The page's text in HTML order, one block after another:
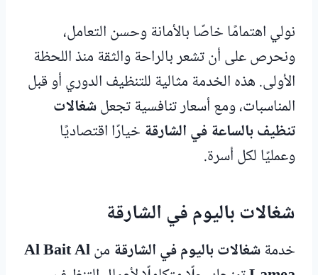
نولي اهتمامًا خاصًا بالأمانة وحسن التعامل،
ونحرص على أن تشعر بالراحة والثقة منذ اللحظة
الأولى. هذه الخدمة مثالية للتنظيف الدوري أو قبل
المناسبات، ومع أسعار تنافسية تجعلشغالات
تنظيف بالساعة في الشارقة خيارًا اقتصاديًا
وعمليًا لكل أسرة.
شغالات باليوم في الشارقة
خدمةشغالات باليوم في الشارقة منAl Bait Al